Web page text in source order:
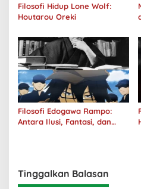
Filosofi Hidup Lone Wolf:
Houtarou Oreki
Filosofi Edogawa Rampo:
Antara Ilusi, Fantasi, dan
Tinggalkan Balasan